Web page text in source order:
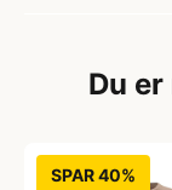
Du
SPAR 40%